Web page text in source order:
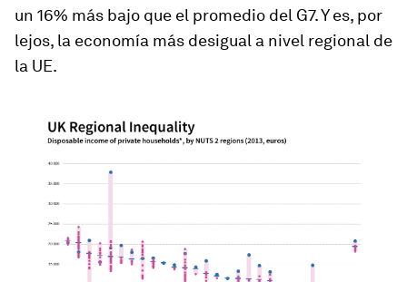
un 16% más bajo que el promedio del G7. Y es, por
lejos, la economía más desigual a nivel regional de
la UE.